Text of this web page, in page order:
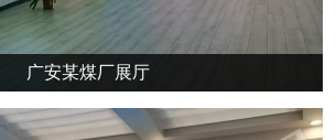
广安某煤厂展厅
司P1.538小间距LED大屏，整屏，分屏显示，监控显